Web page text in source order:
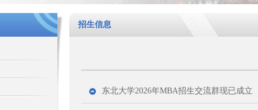
招生信息
东北大学2026年MBA招生交流群现已成立